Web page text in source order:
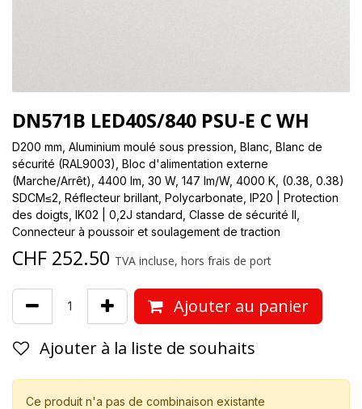
DN571B LED40S/840 PSU-E C WH
D200 mm, Aluminium moulé sous pression, Blanc, Blanc de
sécurité (RAL9003), Bloc d'alimentation externe
(Marche/Arrêt), 4400 lm, 30 W, 147 lm/W, 4000 K, (0.38, 0.38)
SDCM≤2, Réflecteur brillant, Polycarbonate, IP20 | Protection
des doigts, IK02 | 0,2J standard, Classe de sécurité II,
Connecteur à poussoir et soulagement de traction
CHF 252.50 TVA incluse, hors frais de port
Ajouter au panier
Ajouter à la liste de souhaits
Ce produit n'a pas de combinaison existante